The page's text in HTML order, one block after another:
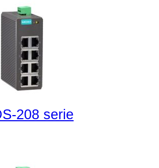
208 serie